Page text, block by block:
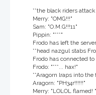
**the black riders attack
Merry: "OMG!!!"
Sam: "O.M.G!!!11"
Pippin: "***"
Frodo has left the server
**head nazgul stabs
Frodo has connected
Frodo: "***... hax!"
**Aragorn lraps into
Aragorn: "PH34r!!!!!!"
Merry: "LOLOL flamed! "